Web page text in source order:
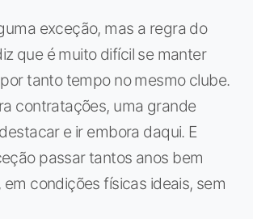
exceção, mas a regra do
que é muito difícil se manter
tanto tempo no mesmo clube.
contratações, uma grande
e ir embora daqui. E
passar tantos anos bem
condições físicas ideais, sem